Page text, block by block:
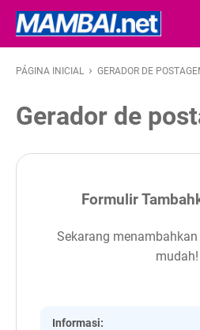
PÁGINA INICIAL › GERADOR DE
Gerador de
Formulir
Sekarang
mudah!
Informasi: